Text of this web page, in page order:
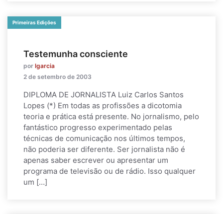
Primeiras Edições
Testemunha consciente
por lgarcia
2 de setembro de 2003
DIPLOMA DE JORNALISTA Luiz Carlos Santos
Lopes (*) Em todas as profissões a dicotomia
teoria e prática está presente. No jornalismo, pelo
fantástico progresso experimentado pelas
técnicas de comunicação nos últimos tempos,
não poderia ser diferente. Ser jornalista não é
apenas saber escrever ou apresentar um
programa de televisão ou de rádio. Isso qualquer
um […]